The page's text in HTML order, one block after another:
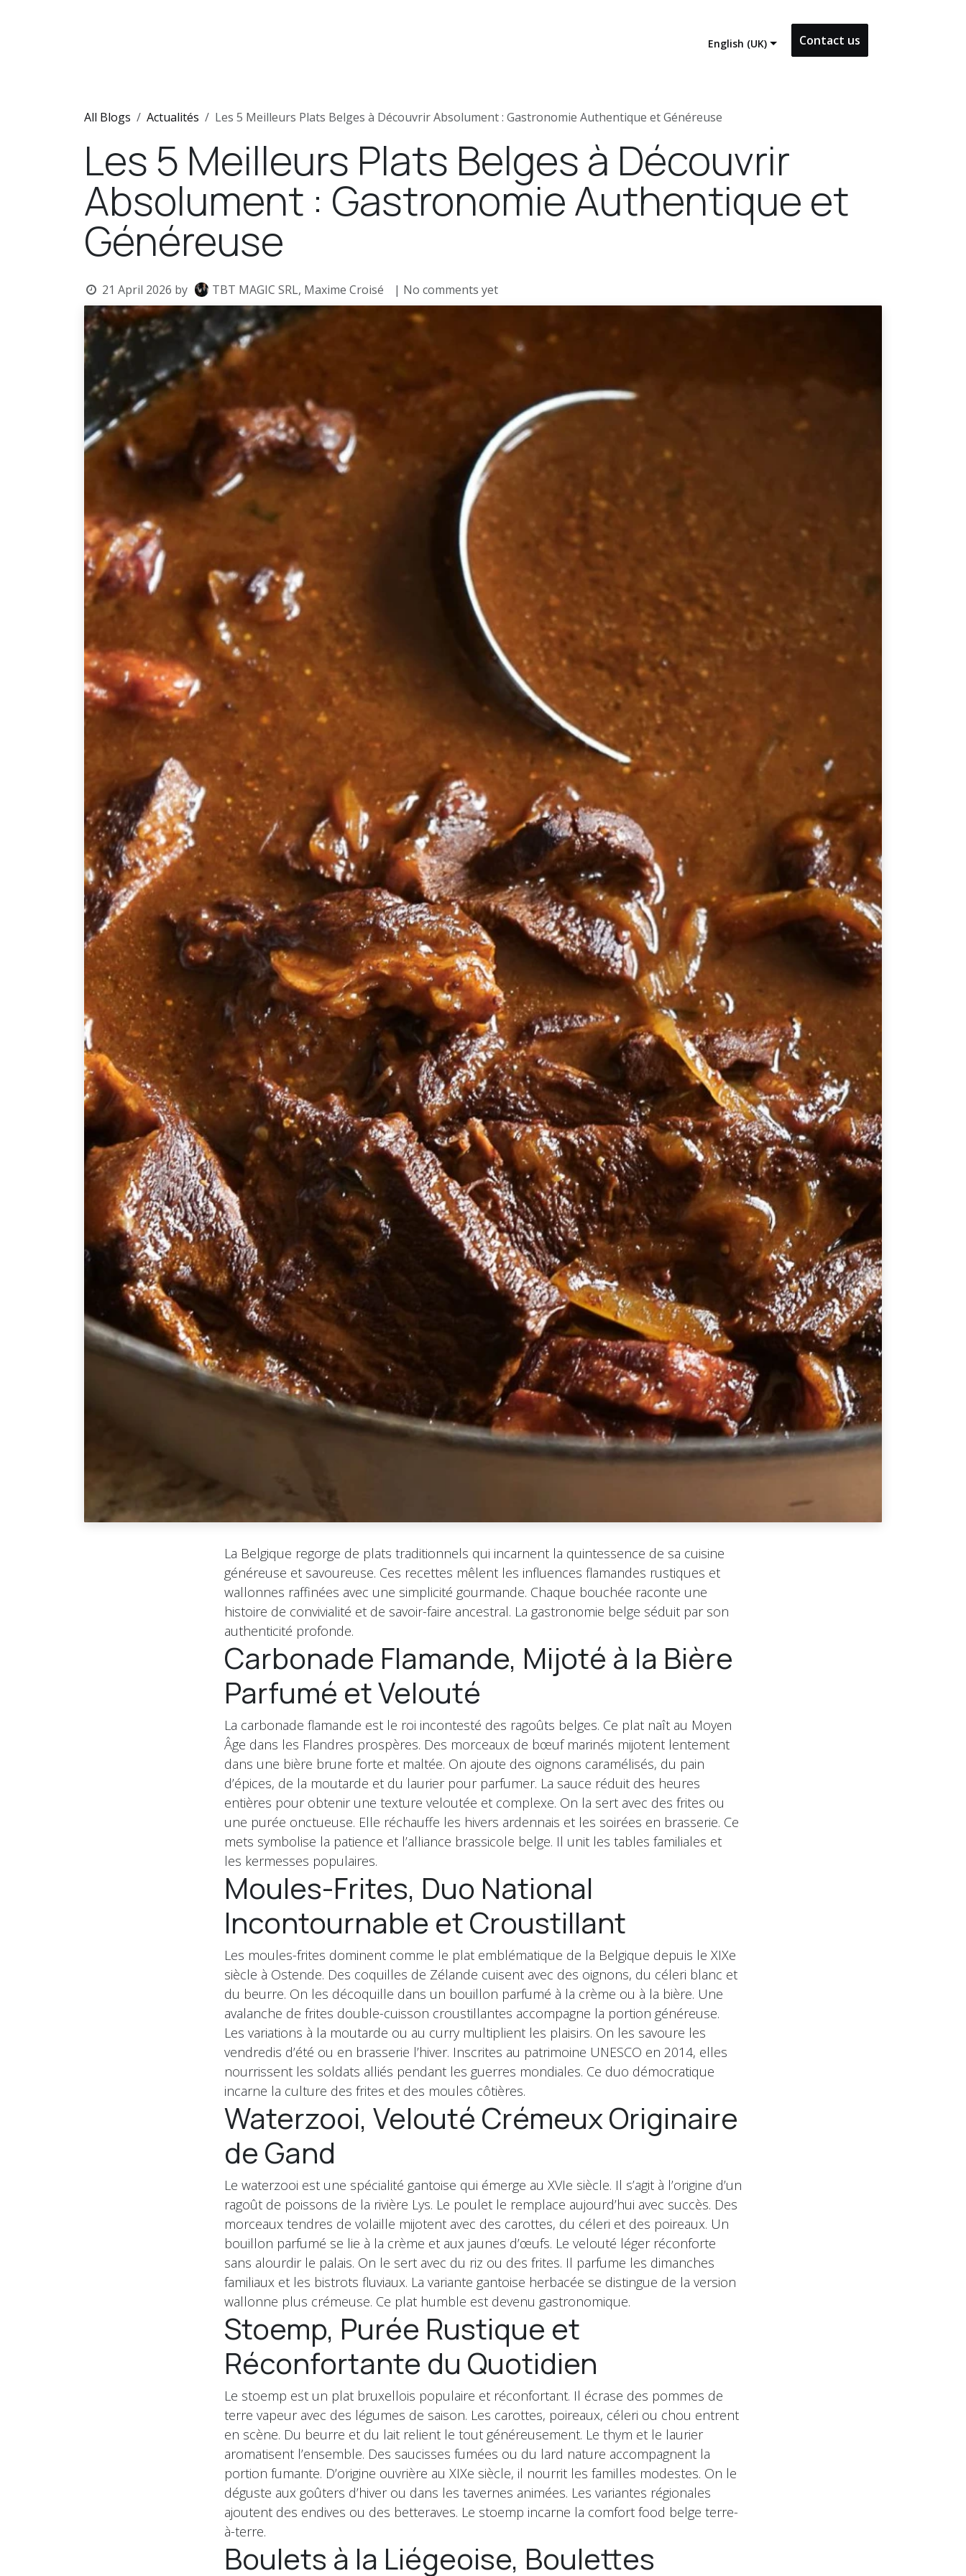
English (UK) Contact us
All Blogs Actualités Les 5 Meilleurs Plats Belges à Découvrir Absolument : Gastronomie Authentique et Généreuse
Les 5 Meilleurs Plats Belges à Découvrir
Absolument : Gastronomie Authentique et
Généreuse
21 April 2026 by TBT MAGIC SRL, Maxime Croisé | No comments yet
La Belgique regorge de plats traditionnels qui incarnent la quintessence de sa cuisine
généreuse et savoureuse. Ces recettes mêlent les influences flamandes rustiques et
wallonnes raffinées avec une simplicité gourmande. Chaque bouchée raconte une
histoire de convivialité et de savoir-faire ancestral. La gastronomie belge séduit par son
authenticité profonde.
Carbonade Flamande, Mijoté à la Bière
Parfumé et Velouté
La carbonade flamande est le roi incontesté des ragoûts belges. Ce plat naît au Moyen
Âge dans les Flandres prospères. Des morceaux de bœuf marinés mijotent lentement
dans une bière brune forte et maltée. On ajoute des oignons caramélisés, du pain
d’épices, de la moutarde et du laurier pour parfumer. La sauce réduit des heures
entières pour obtenir une texture veloutée et complexe. On la sert avec des frites ou
une purée onctueuse. Elle réchauffe les hivers ardennais et les soirées en brasserie. Ce
mets symbolise la patience et l’alliance brassicole belge. Il unit les tables familiales et
les kermesses populaires.
Moules-Frites, Duo National
Incontournable et Croustillant
Les moules-frites dominent comme le plat emblématique de la Belgique depuis le XIXe
siècle à Ostende. Des coquilles de Zélande cuisent avec des oignons, du céleri blanc et
du beurre. On les décoquille dans un bouillon parfumé à la crème ou à la bière. Une
avalanche de frites double-cuisson croustillantes accompagne la portion généreuse.
Les variations à la moutarde ou au curry multiplient les plaisirs. On les savoure les
vendredis d’été ou en brasserie l’hiver. Inscrites au patrimoine UNESCO en 2014, elles
nourrissent les soldats alliés pendant les guerres mondiales. Ce duo démocratique
incarne la culture des frites et des moules côtières.
Waterzooi, Velouté Crémeux Originaire
de Gand
Le waterzooi est une spécialité gantoise qui émerge au XVIe siècle. Il s’agit à l’origine d’un
ragoût de poissons de la rivière Lys. Le poulet le remplace aujourd’hui avec succès. Des
morceaux tendres de volaille mijotent avec des carottes, du céleri et des poireaux. Un
bouillon parfumé se lie à la crème et aux jaunes d’œufs. Le velouté léger réconforte
sans alourdir le palais. On le sert avec du riz ou des frites. Il parfume les dimanches
familiaux et les bistrots fluviaux. La variante gantoise herbacée se distingue de la version
wallonne plus crémeuse. Ce plat humble est devenu gastronomique.
Stoemp, Purée Rustique et
Réconfortante du Quotidien
Le stoemp est un plat bruxellois populaire et réconfortant. Il écrase des pommes de
terre vapeur avec des légumes de saison. Les carottes, poireaux, céleri ou chou entrent
en scène. Du beurre et du lait relient le tout généreusement. Le thym et le laurier
aromatisent l’ensemble. Des saucisses fumées ou du lard nature accompagnent la
portion fumante. D’origine ouvrière au XIXe siècle, il nourrit les familles modestes. On le
déguste aux goûters d’hiver ou dans les tavernes animées. Les variantes régionales
ajoutent des endives ou des betteraves. Le stoemp incarne la comfort food belge terre-
à-terre.
Boulets à la Liégeoise, Boulettes